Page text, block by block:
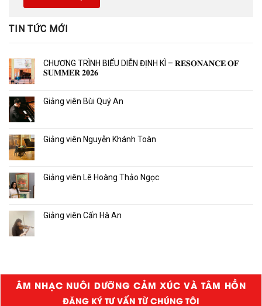
TIN TỨC MỚI
CHƯƠNG TRÌNH BIỂU DIỄN ĐỊNH KÌ – 𝐑𝐄𝐒𝐎𝐍𝐀𝐍𝐂𝐄 𝐎𝐅
𝐒𝐔𝐌𝐌𝐄𝐑 𝟐𝟎𝟐𝟔
Giảng viên Bùi Quý An
Giảng viên Nguyễn Khánh Toàn
Giảng viên Lê Hoàng Thảo Ngọc
Giảng viên Cấn Hà An
ÂM NHẠC NUÔI DƯỠNG CẢM XÚC VÀ TÂM HỒN
ĐĂNG KÝ TƯ VẤN TỪ CHÚNG TÔI